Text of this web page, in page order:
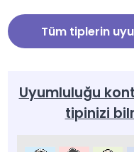
Tüm tiplerin
Uyumluluğu
tipinizi